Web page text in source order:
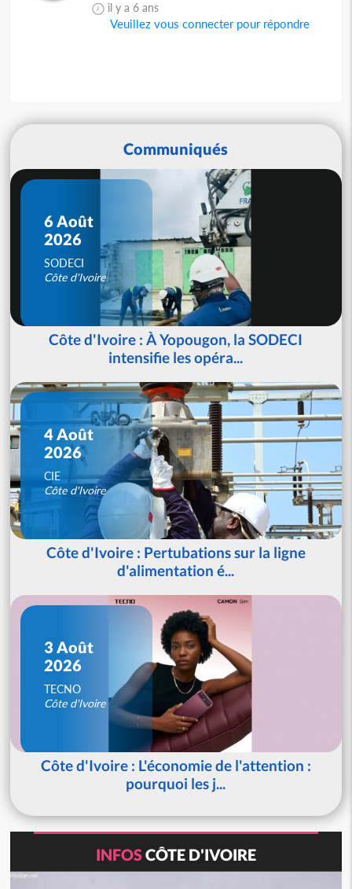
il y a 6 ans
Veuillez vous connecter pour répondre
Communiqués
6 Août
2026
SODECI
Côte d'Ivoire
Côte d'Ivoire : À Yopougon, la SODECI
intensifie les opéra...
4 Août
2026
CIE
Côte d'Ivoire
Côte d'Ivoire : Pertubations sur la ligne
d'alimentation é...
3 Août
2026
TECNO
Côte d'Ivoire
Côte d'Ivoire : L'économie de l'attention :
pourquoi les j...
INFOSCÔTE D'IVOIRE